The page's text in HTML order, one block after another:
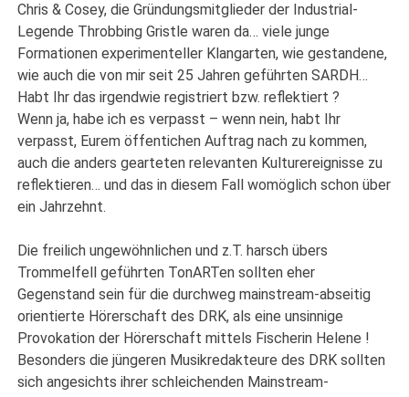
Chris & Cosey, die Gründungsmitglieder der Industrial-
Legende Throbbing Gristle waren da… viele junge
Formationen experimenteller Klangarten, wie gestandene,
wie auch die von mir seit 25 Jahren geführten SARDH…
Habt Ihr das irgendwie registriert bzw. reflektiert ?
Wenn ja, habe ich es verpasst – wenn nein, habt Ihr
verpasst, Eurem öffentichen Auftrag nach zu kommen,
auch die anders gearteten relevanten Kulturereignisse zu
reflektieren… und das in diesem Fall womöglich schon über
ein Jahrzehnt.
Die freilich ungewöhnlichen und z.T. harsch übers
Trommelfell geführten TonARTen sollten eher
Gegenstand sein für die durchweg mainstream-abseitig
orientierte Hörerschaft des DRK, als eine unsinnige
Provokation der Hörerschaft mittels Fischerin Helene !
Besonders die jüngeren Musikredakteure des DRK sollten
sich angesichts ihrer schleichenden Mainstream-